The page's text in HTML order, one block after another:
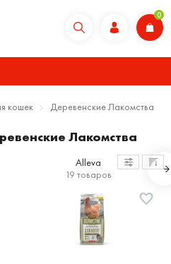
0
кошек Деревенские Лакомства
Лакомства
Alleva
19 товаров